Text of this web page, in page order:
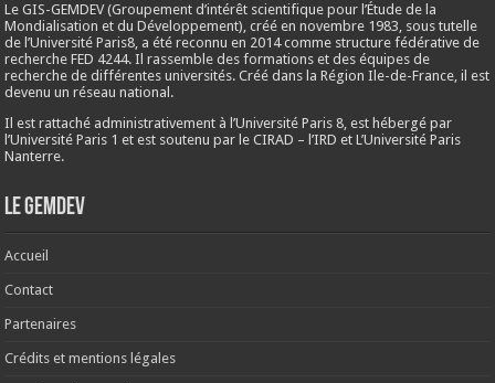
Le GIS-GEMDEV (Groupement d’intérêt scientifique pour l’Étude de la
Mondialisation et du Développement), créé ennovembre 1983, sous tutelle
de l’Université Paris8, a été reconnu en 2014 comme structure fédérative de
recherche FED 4244. Il rassemble des formations et des équipes de
recherche de différentes universités. Créé dans la Région Ile-de-France, il est
devenu un réseau national.
Il est rattaché administrativement à l’Université Paris 8, est hébergé par
l’Université Paris 1 et est soutenu par le CIRAD – l’IRD et L’Université Paris
Nanterre.
Le Gemdev
Accueil
Contact
Partenaires
Crédits et mentions légales